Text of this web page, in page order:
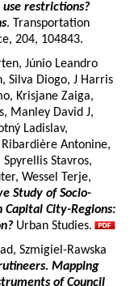
restrictions?
. Transportation
204, 104843.
Júnio Leandro
Silva Diogo, J Harris
Krisjane Zaiga,
Manley David J,
Ladislav,
Antonine,
Stavros,
Wessel Terje,
Study of Socio-
Capital City-Regions:
Urban Studies.
Szmigiel-Rawska
Mapping
of Council